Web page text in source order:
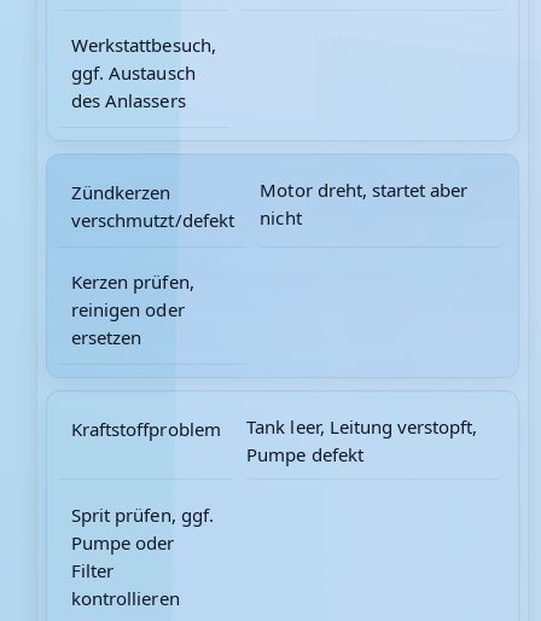
Werkstattbesuch,
ggf. Austausch
des Anlassers
Zündkerzen
verschmutzt/defekt
Motor dreht, startet aber
nicht
Kerzen prüfen,
reinigen oder
ersetzen
Kraftstoffproblem
Tank leer, Leitung verstopft,
Pumpe defekt
Sprit prüfen, ggf.
Pumpe oder
Filter
kontrollieren